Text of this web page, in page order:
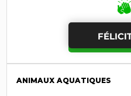
ANIMAUX AQUATIQUES